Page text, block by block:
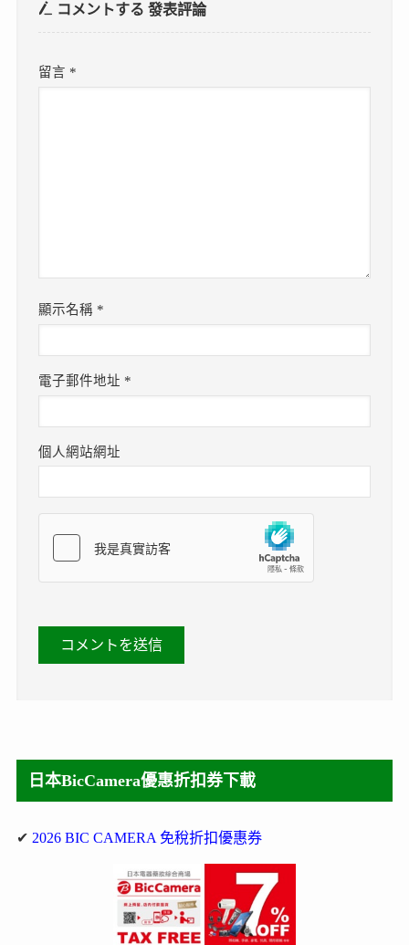
コメントする發表評論
留言 *
顯示名稱 *
電子郵件地址 *
個人網站網址
日本BicCamera優惠折扣券下載
✔ 2026 BIC CAMERA 免稅折扣優惠券